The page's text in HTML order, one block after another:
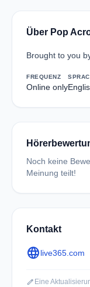
Über Pop
Brought to you
FREQUENZ
Online only
Noch keine
Meinung teilt!
Kontakt
languagelive365.com
edit Eine